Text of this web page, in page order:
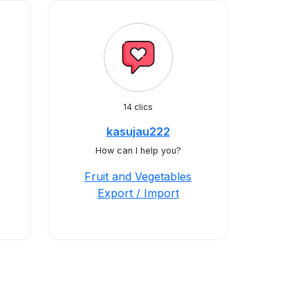
14 clics
kasujau222
How can I help you?
Fruit and Vegetables
Export / Import